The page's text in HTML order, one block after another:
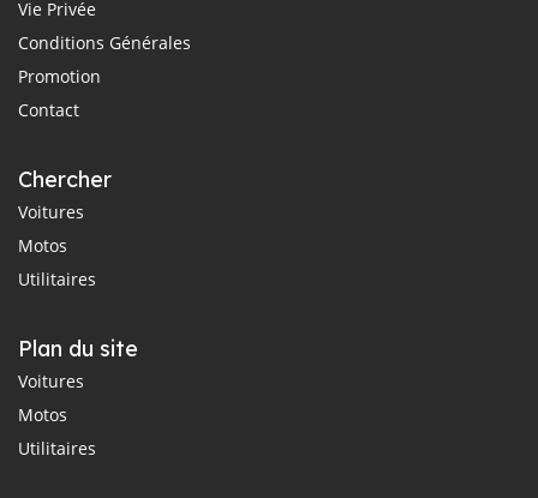
Vie Privée
Conditions Générales
Promotion
Contact
Chercher
Voitures
Motos
Utilitaires
Plan du site
Voitures
Motos
Utilitaires